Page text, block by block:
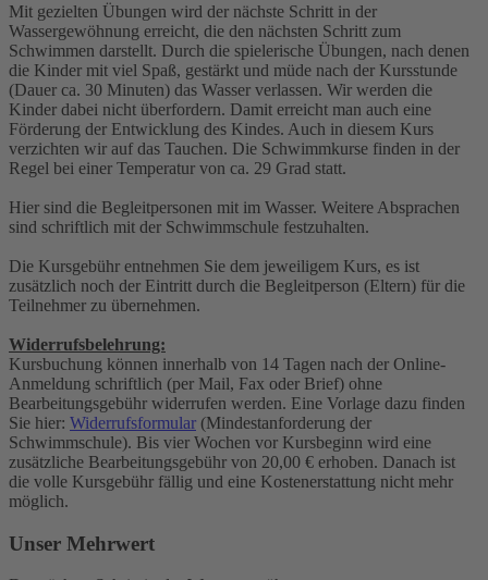
Mit gezielten Übungen wird der nächste Schritt in der
Wassergewöhnung erreicht, die den nächsten Schritt zum
Schwimmen darstellt. Durch die spielerische Übungen, nach denen
die Kinder mit viel Spaß, gestärkt und müde nach der Kursstunde
(Dauer ca. 30 Minuten) das Wasser verlassen. Wir werden die
Kinder dabei nicht überfordern. Damit erreicht man auch eine
Förderung der Entwicklung des Kindes. Auch in diesem Kurs
verzichten wir auf das Tauchen. Die Schwimmkurse finden in der
Regel bei einer Temperatur von ca. 29 Grad statt.
Hier sind die Begleitpersonen mit im Wasser. Weitere Absprachen
sind schriftlich mit der Schwimmschule festzuhalten.
Die Kursgebühr entnehmen Sie dem jeweiligem Kurs, es ist
zusätzlich noch der Eintritt durch die Begleitperson (Eltern) für die
Teilnehmer zu übernehmen.
Widerrufsbelehrung:
Kursbuchung können innerhalb von 14 Tagen nach der Online-
Anmeldung schriftlich (per Mail, Fax oder Brief) ohne
Bearbeitungsgebühr widerrufen werden. Eine Vorlage dazu finden
Sie hier: Widerrufsformular (Mindestanforderung der
Schwimmschule). Bis vier Wochen vor Kursbeginn wird eine
zusätzliche Bearbeitungsgebühr von 20,00 € erhoben. Danach ist
die volle Kursgebühr fällig und eine Kostenerstattung nicht mehr
möglich.
Unser Mehrwert